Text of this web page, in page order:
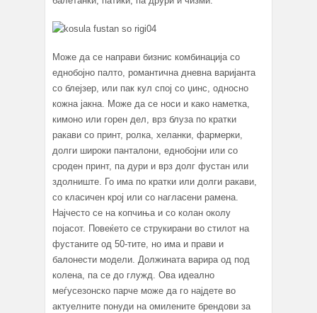
Може да се направи бизнис комбинација со
еднобојно палто, романтична дневна варијанта
со блејзер, или пак кул спој со џинс, односно
кожна јакна. Може да се носи и како наметка,
кимоно или горен дел, врз блуза по кратки
ракави со принт, ролка, хеланки, фармерки,
долги широки панталони, еднобојни или со
сроден принт, па дури и врз долг фустан или
здолниште. Го има по кратки или долги ракави,
со класичен крој или со нагласени рамена.
Најчесто се на копчиња и со колан околу
појасот. Повеќето се струкирани во стилот на
фустаните од 50-тите, но има и прави и
балонести модели. Должината варира од под
колена, па се до глужд. Ова идеално
меѓусезонско парче може да го најдете во
актуелните понуди на омилените брендови за